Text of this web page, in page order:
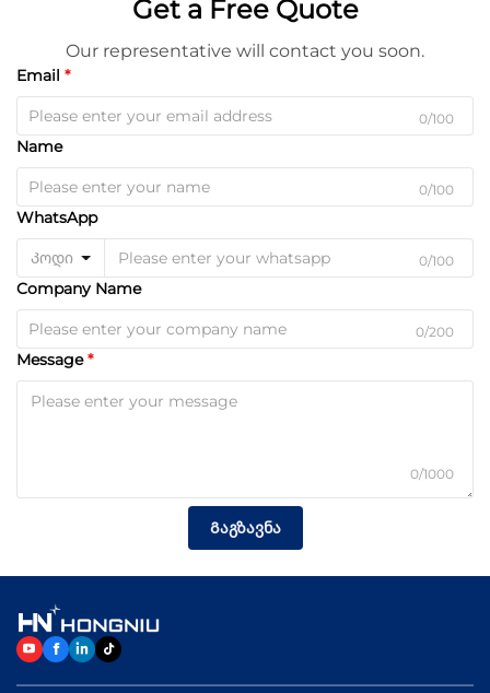
Get a Free Quote
Our representative will contact you soon.
Email
0/100
Name
0/100
WhatsApp
Კოდი 0/100
Company Name
0/200
Message
0/1000
Გაგზავნა